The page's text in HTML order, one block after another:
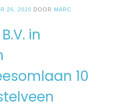
26, 2020 DOOR MARC
in
10